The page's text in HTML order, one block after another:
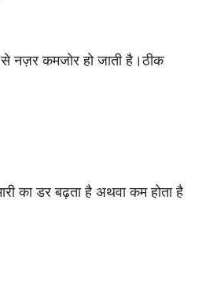
नज़र कमजोर हो जाती है।ठीक
का डर बढ़ता है अथवा कम होता है